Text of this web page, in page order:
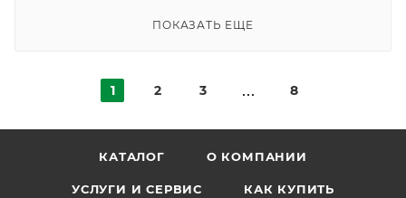
ПОКАЗАТЬ ЕЩЕ
1 2 3 8
КАТАЛОГ О КОМПАНИИ
УСЛУГИ И СЕРВИС КАК КУПИТЬ